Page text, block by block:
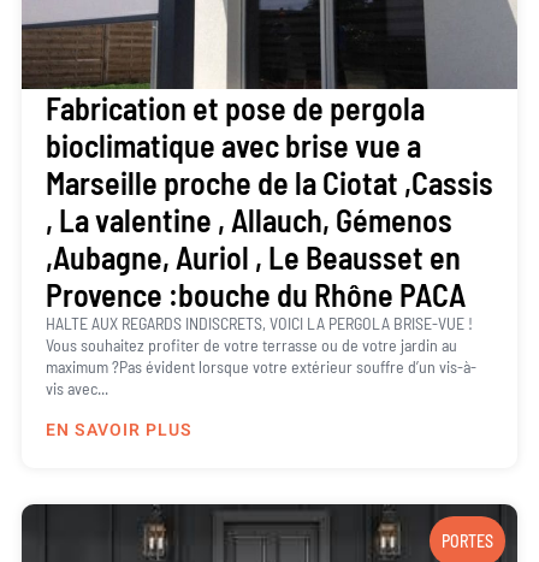
Fabrication et pose de pergola
bioclimatique avec brise vue a
Marseille proche de la Ciotat ,Cassis
, La valentine , Allauch, Gémenos
,Aubagne, Auriol , Le Beausset en
Provence :bouche du Rhône PACA
HALTE AUX REGARDS INDISCRETS, VOICI LA PERGOLA BRISE-VUE !
Vous souhaitez profiter de votre terrasse ou de votre jardin au
maximum ?Pas évident lorsque votre extérieur souffre d’un vis-à-
vis avec...
EN SAVOIR PLUS
PORTES